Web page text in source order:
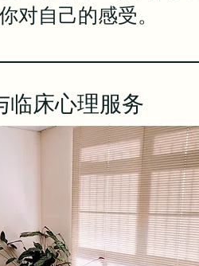
对自己的感受。
临床心理服务